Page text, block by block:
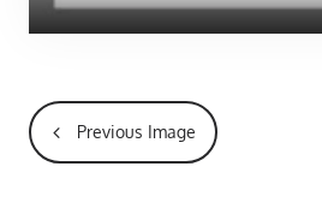
Previous Image